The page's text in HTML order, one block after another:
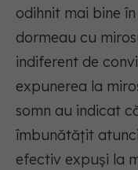
odihnit mai bine
dormeau cu
indiferent de
expunerea la
somn au indicat
îmbunătățit
efectiv expuși la